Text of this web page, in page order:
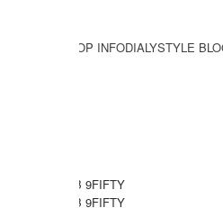
SHOP INFODIALYSTYLE